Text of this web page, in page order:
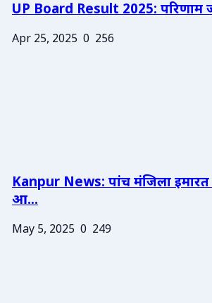
UP Board Result 2025: परिणाम
Apr 25, 2025 0 256
Kanpur News: पांच मंजिला
आ...
May 5, 2025 0 249